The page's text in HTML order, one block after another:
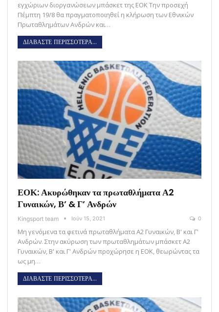
εγχώριων διοργανώσεων μπάσκετ της ΕΟΚ Την προσεχή
Πέμπτη 19/8 θα πραγματοποιηθεί η κλήρωση των Εθνικών
Πρωταθλημάτων Ανδρών και…
ΔΙΑΒΑΣΤΕ ΠΕΡΙΣΣΟΤΕΡΑ...
ΕΟΚ: Ακυρώθηκαν τα πρωταθλήματα Α2
Γυναικών, Β’ & Γ’ Ανδρών
Kingsport team Ιούν 15, 2021 0
Μη γενόμενα τα φετινά πρωταθλήματα Α2 Γυναικών, Β' και Γ'
Ανδρών. Στην ακύρωση των πρωταθλημάτων μπάσκετ Α2
Γυναικών, Β' και Γ' Ανδρών προχώρησε η ΕΟΚ, θεωρώντας τα
ως μη…
ΔΙΑΒΑΣΤΕ ΠΕΡΙΣΣΟΤΕΡΑ...